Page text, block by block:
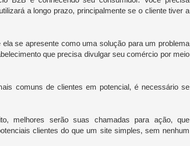
a longo prazo, principalmente se o cliente tiver a
ela se apresente como uma solução para um problema
que precisa divulgar seu comércio por meio
comuns de clientes em potencial, é necessário se
melhores serão suas chamadas para ação, que
clientes do que um site simples, sem nenhum